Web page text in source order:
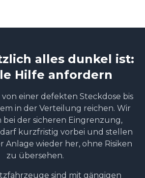
alles dunkel ist:
Hilfe anfordern
einer defekten Steckdose bis
in der Verteilung reichen. Wir
der sicheren Eingrenzung,
kurzfristig vorbei und stellen
Anlage wieder her, ohne Risiken
zu übersehen.
sind mit gängigen